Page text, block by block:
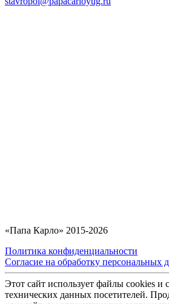
«Папа Карло» 2015-2026
Политика конфиденциальности
Согласие на обработку персональных
Этот сайт использует файлы cookies и
технических данных посетителей.